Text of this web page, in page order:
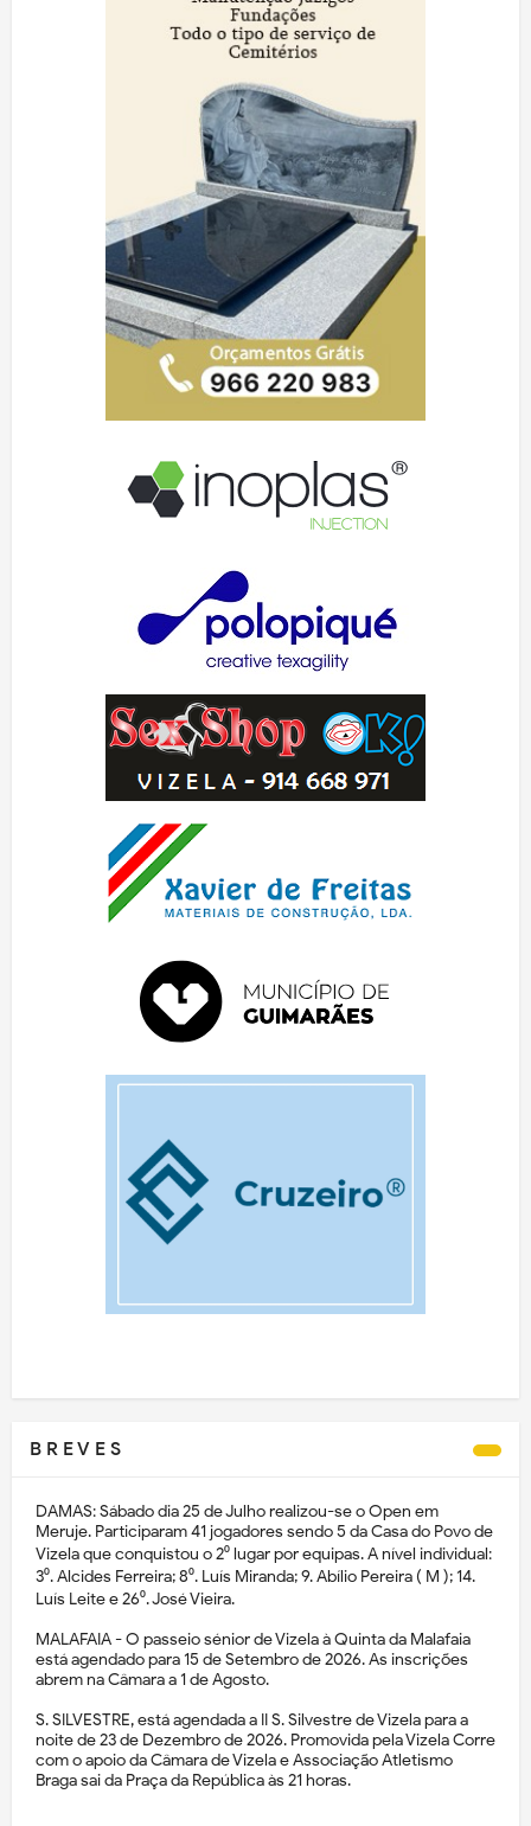
B R E V E S
DAMAS: Sábado dia 25 de Julho realizou-se o Open em
Meruje. Participaram 41 jogadores sendo 5 da Casa do Povo de
Vizela que conquistou o 2⁰ lugar por equipas. A nível individual:
3⁰. Alcides Ferreira; 8⁰. Luís Miranda; 9. Abílio Pereira ( M ); 14.
Luís Leite e 26⁰. José Vieira.
MALAFAIA - O passeio sénior de Vizela à Quinta da Malafaia
está agendado para 15 de Setembro de 2026. As inscrições
abrem na Câmara a 1 de Agosto.
S. SILVESTRE, está agendada a II S. Silvestre de Vizela para a
noite de 23 de Dezembro de 2026. Promovida pela Vizela Corre
com o apoio da Câmara de Vizela e Associação Atletismo
Braga sai da Praça da República às 21 horas.